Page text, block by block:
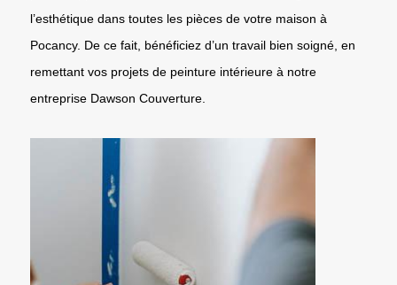
l’esthétique dans toutes les pièces de votre maison à
Pocancy. De ce fait, bénéficiez d’un travail bien soigné, en
remettant vos projets de peinture intérieure à notre
entreprise Dawson Couverture.